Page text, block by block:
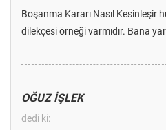
Boşanma Kararı Nasıl Kesinleşir
dilekçesi örneği varmıdır. Bana
OĞUZ İŞLEK
dedi ki: